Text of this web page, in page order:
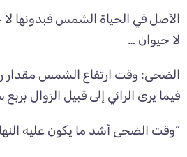
الأصل في الحياة الشمس فبدونها لا
لا حيوان …
الضحى: وقت ارتفاع الشمس
فيما يرى الرائي إلى قبيل الزوال بربع
“وقت الضحى أشد ما يكون عليه